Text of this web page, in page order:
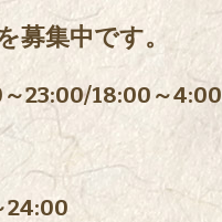
募集中です。
23:00/18:00～4:00
24:00